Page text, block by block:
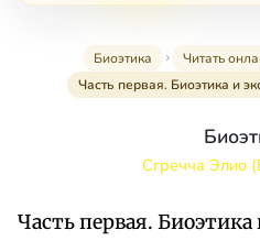
Биоэтика Читать
Часть первая. Биоэтика и
Сгречча Элио
Часть первая.